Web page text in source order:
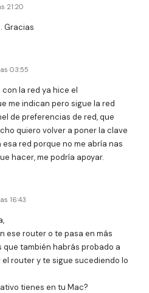
21:20
Gracias
03:55
la red ya hice el
me indican pero sigue la red
de preferencias de red, que
quiero volver a poner la clave
red porque no me abría nas
hacer, me podría apoyar.
16:43
ese router o te pasa en más
que también habrás probado a
router y te sigue sucediendo lo
tienes en tu Mac?